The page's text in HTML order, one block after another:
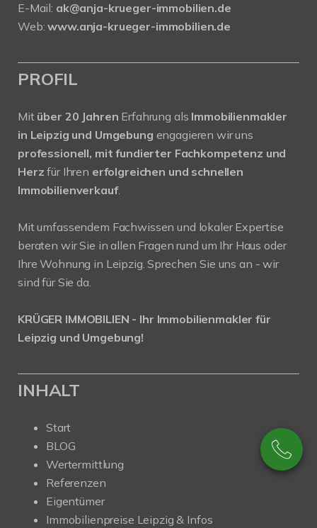
E-Mail: ak@anja-krueger-immobilien.de
Web:www.anja-krueger-immobilien.de
PROFIL
Mit über 20 Jahren Erfahrung als Immobilienmakler
in Leipzig und Umgebung engagieren wir uns
professionell, mit fundierter Fachkompetenz und
Herz für Ihren erfolgreichen und schnellen
Immobilienverkauf.
Mit umfassendem Fachwissen und lokaler Expertise
beraten wir Sie in allen Fragen rund um Ihr Haus oder
Ihre Wohnung in Leipzig. Sprechen Sie uns an - wir
sind für Sie da.
KRÜGER IMMOBILIEN - Ihr Immobilienmakler für
Leipzig und Umgebung!
INHALT
Start
BLOG
Wertermittlung
Referenzen
Eigentümer
Immobilienpreise Leipzig & Infos